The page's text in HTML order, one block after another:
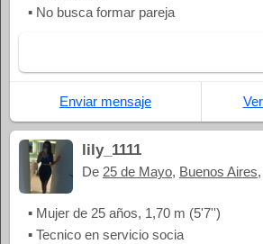
▪ No busca formar pareja
Enviar mensaje
lily_1111
De 25 de Mayo, Buenos Aires,
▪ Mujer de 25 años, 1,70 m (5'7'')
▪ Tecnico en servicio socia